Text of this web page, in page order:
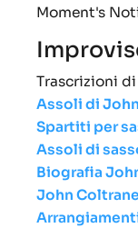
Moment's
Trascrizioni
Assoli di
Spartiti per
Assoli di
Biografia
John